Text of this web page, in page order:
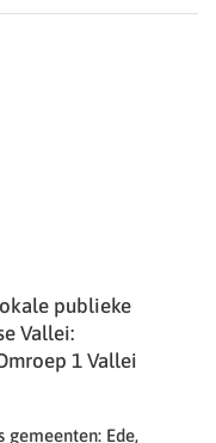
publieke
Vallei:
1 Vallei
gemeenten: Ede,